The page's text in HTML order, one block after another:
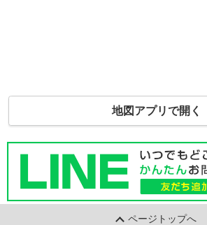
地図アプリで開く
ページトップへ